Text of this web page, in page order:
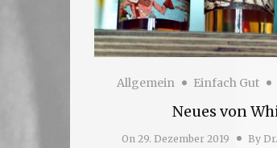
Allgemein Einfach Gut
Neues von
On 29. Dezember 2019 By